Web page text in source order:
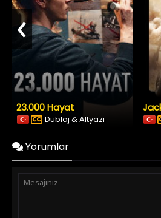
23.000 Hayat
Dublaj & Altyazı
‹
Yorumlar